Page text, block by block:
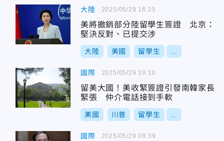
大陸
美將撤銷部分陸留學生簽證 北京：
堅決反對、已提交涉
大陸 美國 留學生
2025/05/29 16:25
國際
留美大國！美收緊簽證引發南韓家長
緊張 仲介電話接到手軟
美國 川普 留學生
2025/05/29 10:10
國際 2025/05/29 09:39